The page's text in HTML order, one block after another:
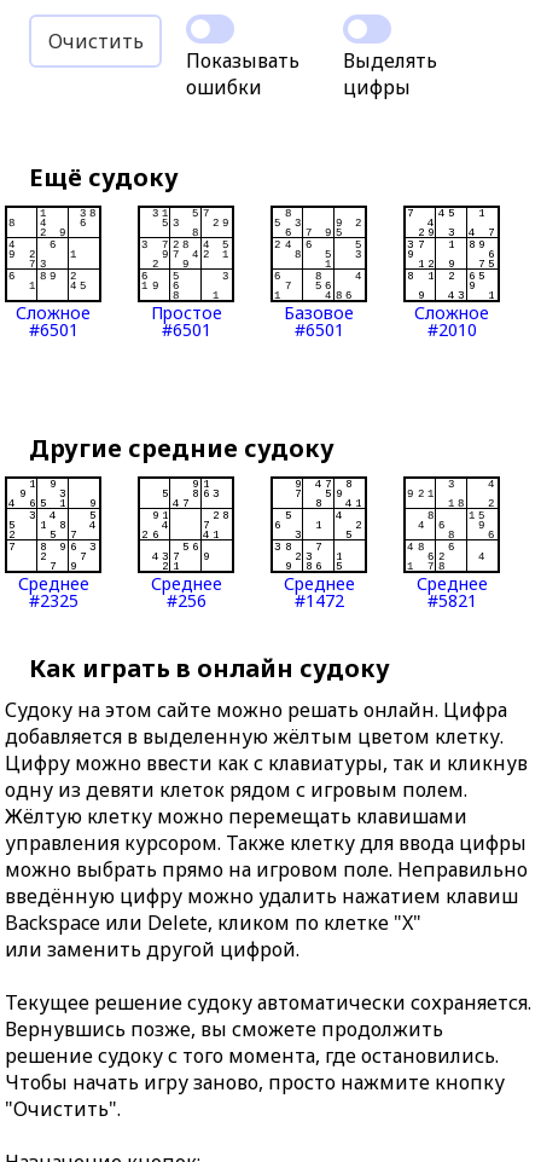
Очистить
Показывать
ошибки
Выделять
цифры
Ещё судоку
Сложное
#6501
Простое
#6501
Базовое
#6501
Сложное
#2010
Другие средние судоку
Среднее
#2325
Среднее
#256
Среднее
#1472
Среднее
#5821
Как играть в онлайн судоку
Судоку на этом сайте можно решать онлайн. Цифра
добавляется в выделенную жёлтым цветом клетку.
Цифру можно ввести как с клавиатуры, так и кликнув
одну из девяти клеток рядом с игровым полем.
Жёлтую клетку можно перемещать клавишами
управления курсором. Также клетку для ввода цифры
можно выбрать прямо на игровом поле. Неправильно
введённую цифру можно удалить нажатием клавиш
Backspace или Delete, кликом по клетке "X"
или заменить другой цифрой.
Текущее решение судоку автоматически сохраняется.
Вернувшись позже, вы сможете продолжить
решение судоку с того момента, где остановились.
Чтобы начать игру заново, просто нажмите кнопку
"Очистить".